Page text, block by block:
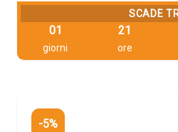
SCADE
01
giorni
21
ore
-5%